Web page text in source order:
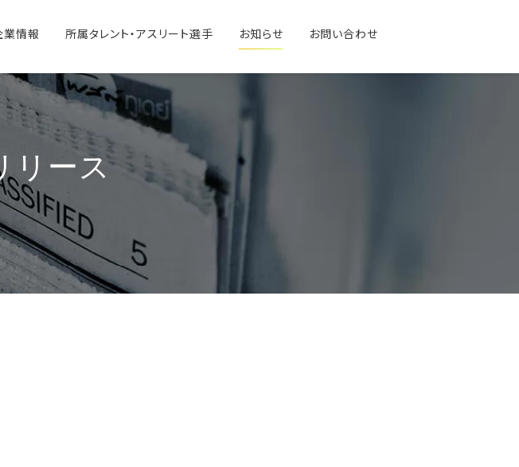
業情報 所属タレント・アスリート選手 お知らせ お問い合わせ
リース